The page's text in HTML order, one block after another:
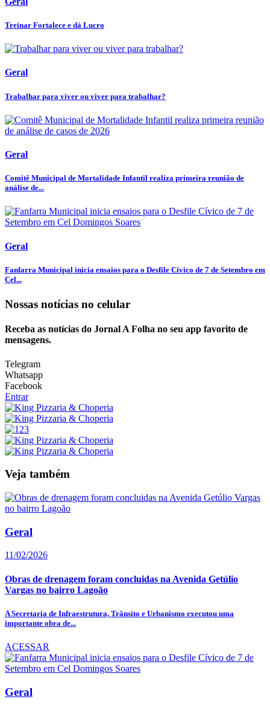
Treinar Fortalece e dá Lucro
Geral
Trabalhar para viver ou viver para trabalhar?
Geral
Comitê Municipal de Mortalidade Infantil realiza primeira reunião de
análise de...
Geral
Fanfarra Municipal inicia ensaios para o Desfile Cívico de 7 de Setembro em
Cel...
Nossas notícias no celular
Receba as notícias do Jornal A Folha no seu app favorito de
mensagens.
Telegram
Whatsapp
Facebook
Entrar
Veja também
Geral
11/02/2026
Obras de drenagem foram concluidas na Avenida Getúlio
Vargas no bairro Lagoão
A Secretaria de Infraestrutura, Trânsito e Urbanismo executou uma
importante obra de...
ACESSAR
Geral